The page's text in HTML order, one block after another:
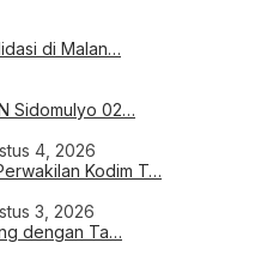
di Malan…
Sidomulyo 02…
4, 2026
Kodim T…
3, 2026
dengan Ta…